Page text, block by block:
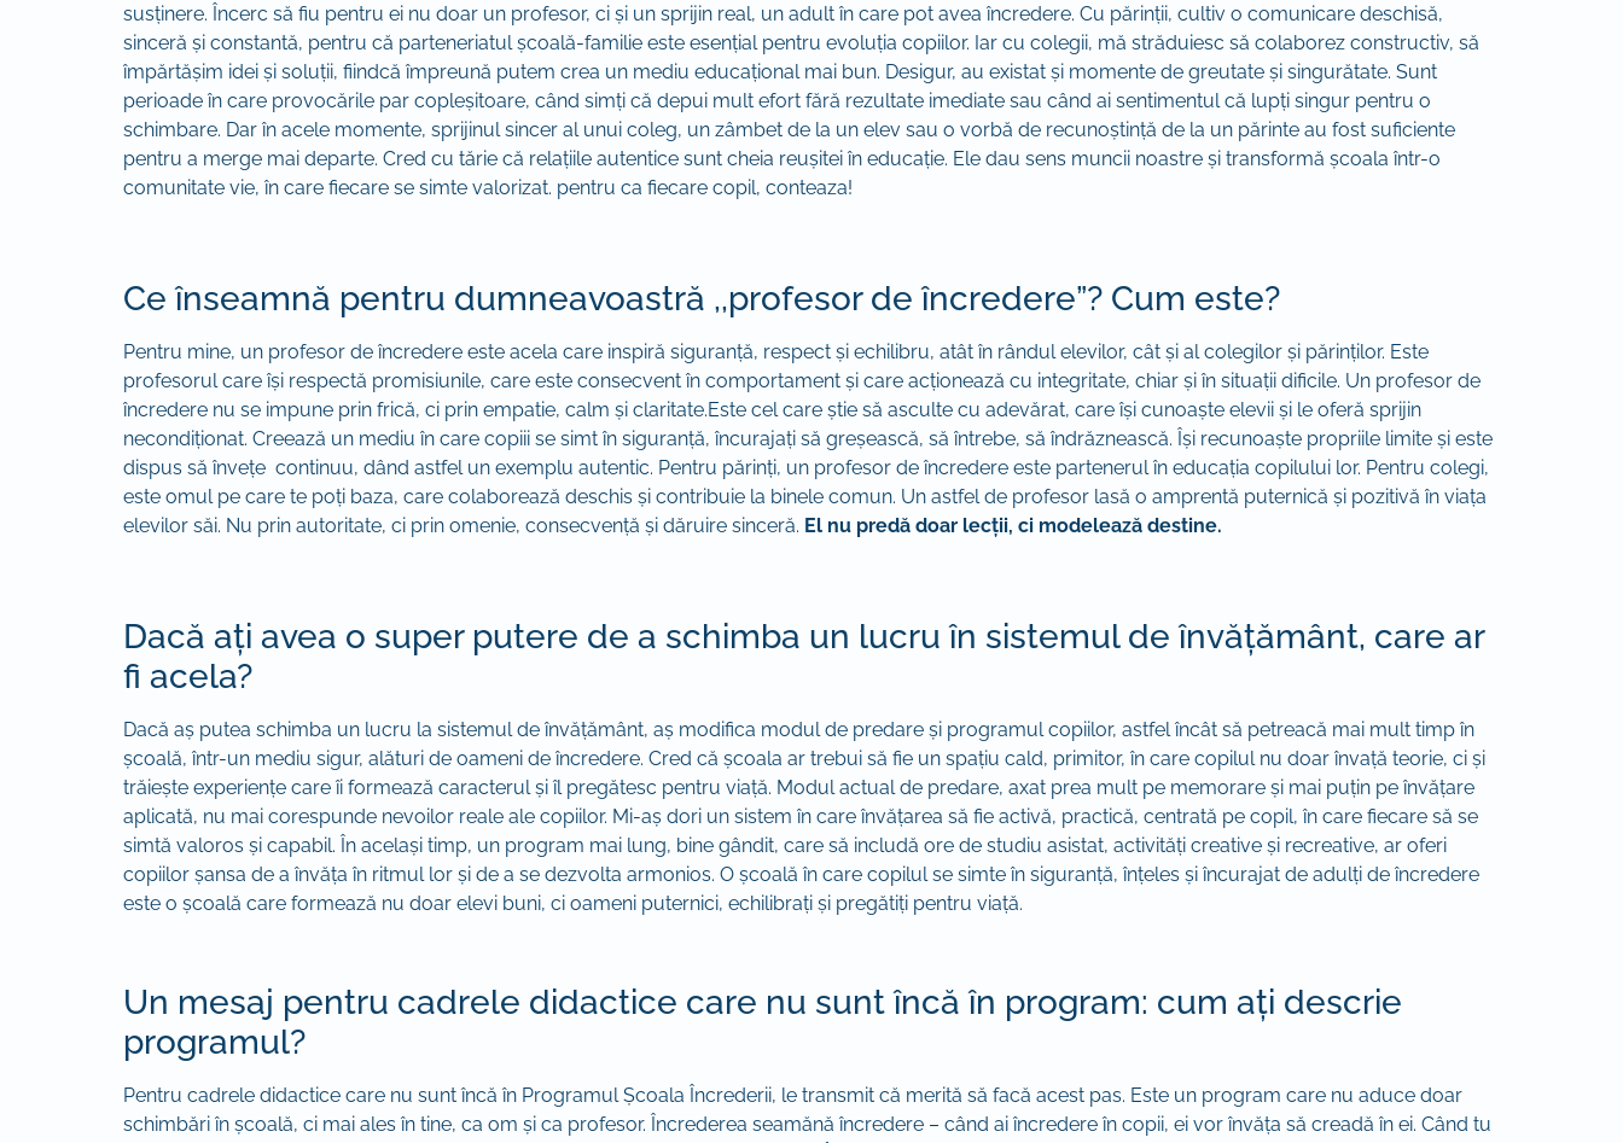
susținere. Încerc să fiu pentru ei nu doar un profesor, ci și un sprijin real, un adult în care pot avea încredere. Cu părinții, cultiv o comunicare deschisă,
sinceră și constantă, pentru că parteneriatul școală-familie este esențial pentru evoluția copiilor. Iar cu colegii, mă străduiesc să colaborez constructiv, să
împărtășim idei și soluții, fiindcă împreună putem crea un mediu educațional mai bun. Desigur, au existat și momente de greutate și singurătate. Sunt
perioade în care provocările par copleșitoare, când simți că depui mult efort fără rezultate imediate sau când ai sentimentul că lupți singur pentru o
schimbare. Dar în acele momente, sprijinul sincer al unui coleg, un zâmbet de la un elev sau o vorbă de recunoștință de la un părinte au fost suficiente
pentru a merge mai departe. Cred cu tărie că relațiile autentice sunt cheia reușitei în educație. Ele dau sens muncii noastre și transformă școala într-o
comunitate vie, în care fiecare se simte valorizat. pentru ca fiecare copil, conteaza!
Ce înseamnă pentru dumneavoastră ,,profesor de încredere”? Cum este?
Pentru mine, un profesor de încredere este acela care inspiră siguranță, respect și echilibru, atât în rândul elevilor, cât și al colegilor și părinților. Este
profesorul care își respectă promisiunile, care este consecvent în comportament și care acționează cu integritate, chiar și în situații dificile. Un profesor de
încredere nu se impune prin frică, ci prin empatie, calm și claritate.Este cel care știe să asculte cu adevărat, care își cunoaște elevii și le oferă sprijin
necondiționat. Creează un mediu în care copiii se simt în siguranță, încurajați să greșească, să întrebe, să îndrăznească. Își recunoaște propriile limite și este
dispus să învețe continuu, dând astfel un exemplu autentic. Pentru părinți, un profesor de încredere este partenerul în educația copilului lor. Pentru colegi,
este omul pe care te poți baza, care colaborează deschis și contribuie la binele comun. Un astfel de profesor lasă o amprentă puternică și pozitivă în viața
elevilor săi. Nu prin autoritate, ci prin omenie, consecvență și dăruire sinceră. El nu predă doar lecții, ci modelează destine.
Dacă ați avea o super putere de a schimba un lucru în sistemul de învățământ, care ar
fi acela?
Dacă aș putea schimba un lucru la sistemul de învățământ, aș modifica modul de predare și programul copiilor, astfel încât să petreacă mai mult timp în
școală, într-un mediu sigur, alături de oameni de încredere. Cred că școala ar trebui să fie un spațiu cald, primitor, în care copilul nu doar învață teorie, ci și
trăiește experiențe care îi formează caracterul și îl pregătesc pentru viață. Modul actual de predare, axat prea mult pe memorare și mai puțin pe învățare
aplicată, nu mai corespunde nevoilor reale ale copiilor. Mi-aș dori un sistem în care învățarea să fie activă, practică, centrată pe copil, în care fiecare să se
simtă valoros și capabil. În același timp, un program mai lung, bine gândit, care să includă ore de studiu asistat, activități creative și recreative, ar oferi
copiilor șansa de a învăța în ritmul lor și de a se dezvolta armonios. O școală în care copilul se simte în siguranță, înțeles și încurajat de adulți de încredere
este o școală care formează nu doar elevi buni, ci oameni puternici, echilibrați și pregătiți pentru viață.
Un mesaj pentru cadrele didactice care nu sunt încă în program: cum ați descrie
programul?
Pentru cadrele didactice care nu sunt încă în Programul Școala Încrederii, le transmit că merită să facă acest pas. Este un program care nu aduce doar
schimbări în școală, ci mai ales în tine, ca om și ca profesor. Încrederea seamănă încredere – când ai încredere în copii, ei vor învăța să creadă în ei. Când tu